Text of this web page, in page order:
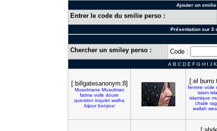
Ajouter un
Entrer le code du smilie perso :
Présentation sur 3
Chercher un smiley perso : Code :
A B C D E F G H I J K
[:billgatesanonym:8]
Musulmane Musulman
fatma voile doute
question inquiet walha
bijour bonjour
[:el burro
femme voile
islam
islamique
chiale
wallah